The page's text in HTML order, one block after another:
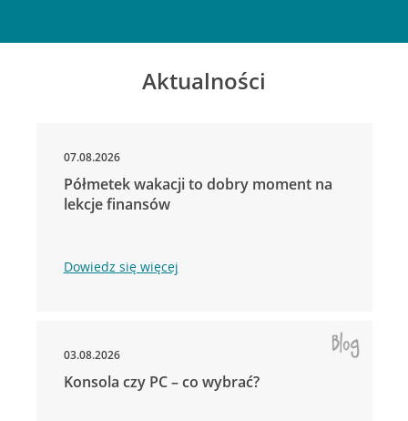
Aktualności
07.08.2026
Półmetek wakacji to dobry moment na
lekcje finansów
Dowiedz się więcej
03.08.2026
Konsola czy PC – co wybrać?